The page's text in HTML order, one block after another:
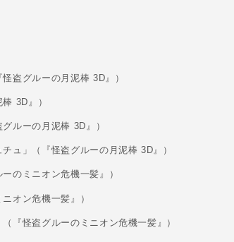
盗グルーの月泥棒 3D』）
3D』）
ルーの月泥棒 3D』）
ュ」（『怪盗グルーの月泥棒 3D』）
のミニオン危機一髪』）
オン危機一髪』）
『怪盗グルーのミニオン危機一髪』）